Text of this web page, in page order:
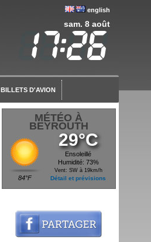
english
sam. 8 août
BILLETS D'AVION
MÉTÉO À
BEYROUTH
84°F
29°C
Ensoleillé
Humidité: 73%
Vent: SW à 19km/h
Détail et prévisions